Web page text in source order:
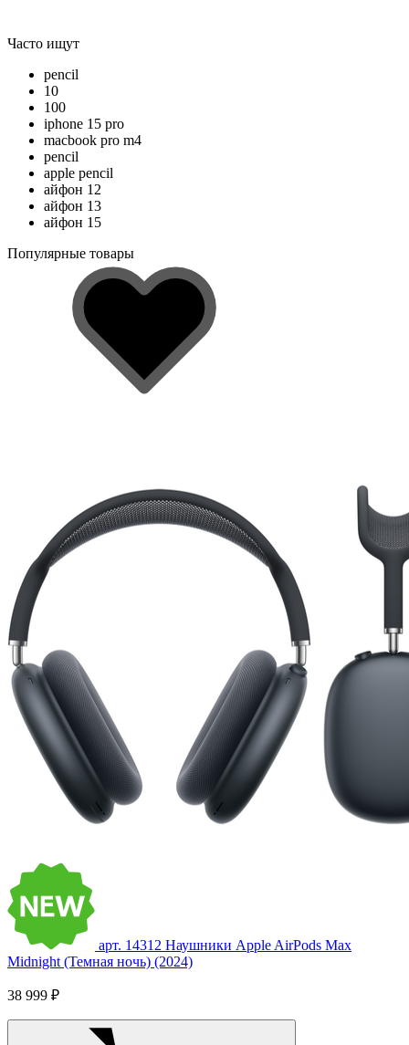
Часто ищут
pencil
10
100
iphone 15 pro
macbook pro m4
pencil
apple pencil
айфон 12
айфон 13
айфон 15
Популярные товары
арт. 14312 Наушники Apple AirPods Max
Midnight (Темная ночь) (2024)
38 999 ₽